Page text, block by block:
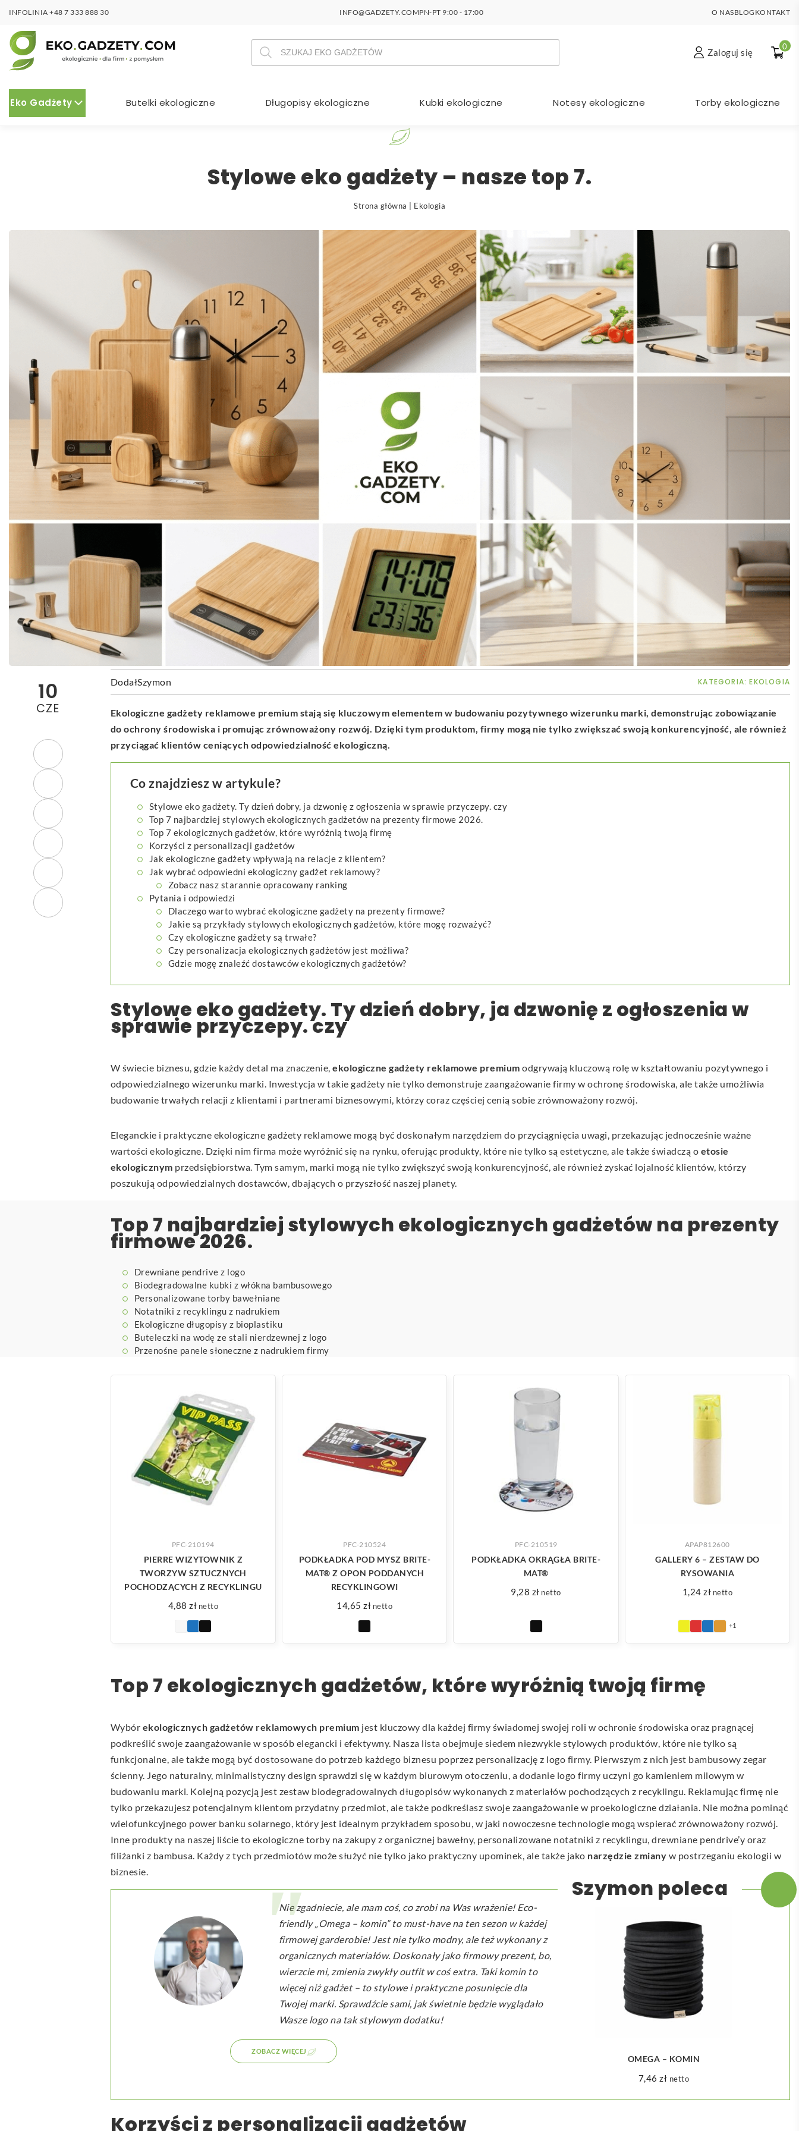
INFOLINIA +48 7 333 888 30 INFO@GADZETY.COMPN-PT 9:00 - 17:00 O NASBLOG KONTAKT
Wyszukiwarka
produktów
Zaloguj się
0
Eko Gadżety Butelki ekologiczne Długopisy ekologiczne Kubki ekologiczne Notesy ekologiczne Torby ekologiczne
Stylowe eko gadżety – nasze top 7.
Strona główna Ekologia
10
CZE
DodałSzymon KATEGORIA:EKOLOGIA
Ekologiczne gadżety reklamowe premium stają się kluczowym elementem w budowaniu pozytywnego wizerunku marki, demonstrując zobowiązanie
do ochrony środowiska i promując zrównoważony rozwój. Dzięki tym produktom, firmy mogą nie tylko zwiększać swoją konkurencyjność, ale również
przyciągać klientów ceniących odpowiedzialność ekologiczną.
Co znajdziesz w artykule?
Stylowe eko gadżety. Ty dzień dobry, ja dzwonię z ogłoszenia w sprawie przyczepy. czy
Top 7 najbardziej stylowych ekologicznych gadżetów na prezenty firmowe 2026.
Top 7 ekologicznych gadżetów, które wyróżnią twoją firmę
Korzyści z personalizacji gadżetów
Jak ekologiczne gadżety wpływają na relacje z klientem?
Jak wybrać odpowiedni ekologiczny gadżet reklamowy?
Zobacz nasz starannie opracowany ranking
Pytania i odpowiedzi
Dlaczego warto wybrać ekologiczne gadżety na prezenty firmowe?
Jakie są przykłady stylowych ekologicznych gadżetów, które mogę rozważyć?
Czy ekologiczne gadżety są trwałe?
Czy personalizacja ekologicznych gadżetów jest możliwa?
Gdzie mogę znaleźć dostawców ekologicznych gadżetów?
Stylowe eko gadżety. Ty dzień dobry, ja dzwonię z ogłoszenia w
sprawie przyczepy. czy
W świecie biznesu, gdzie każdy detal ma znaczenie,ekologiczne gadżety reklamowe premium odgrywają kluczową rolę w kształtowaniu pozytywnego i
odpowiedzialnego wizerunku marki. Inwestycja w takie gadżety nie tylko demonstruje zaangażowanie firmy w ochronę środowiska, ale także umożliwia
budowanie trwałych relacji z klientami i partnerami biznesowymi, którzy coraz częściej cenią sobie zrównoważony rozwój.
Eleganckie i praktyczne ekologiczne gadżety reklamowe mogą być doskonałym narzędziem do przyciągnięcia uwagi, przekazując jednocześnie ważne
wartości ekologiczne. Dzięki nim firma może wyróżnić się na rynku, oferując produkty, które nie tylko są estetyczne, ale także świadczą o etosie
ekologicznym przedsiębiorstwa. Tym samym, marki mogą nie tylko zwiększyć swoją konkurencyjność, ale również zyskać lojalność klientów, którzy
poszukują odpowiedzialnych dostawców, dbających o przyszłość naszej planety.
Top 7 najbardziej stylowych ekologicznych gadżetów na prezenty
firmowe 2026.
Drewniane pendrive z logo
Biodegradowalne kubki z włókna bambusowego
Personalizowane torby bawełniane
Notatniki z recyklingu z nadrukiem
Ekologiczne długopisy z bioplastiku
Buteleczki na wodę ze stali nierdzewnej z logo
Przenośne panele słoneczne z nadrukiem firmy
PFC-210194
PIERRE WIZYTOWNIK Z
TWORZYW SZTUCZNYCH
POCHODZĄCYCH Z RECYKLINGU
4,88zł netto
PFC-210524
PODKŁADKA POD MYSZ BRITE-
MAT® Z OPON PODDANYCH
RECYKLINGOWI
14,65zł netto
PFC-210519
PODKŁADKA OKRĄGŁA BRITE-
MAT®
9,28 zł netto
APAP812600
GALLERY 6 – ZESTAW DO
RYSOWANIA
1,24zł netto
+1
Top 7 ekologicznych gadżetów, które wyróżnią twoją firmę
Wybór ekologicznych gadżetów reklamowych premium jest kluczowy dla każdej firmy świadomej swojej roli w ochronie środowiska oraz pragnącej
podkreślić swoje zaangażowanie w sposób elegancki i efektywny. Nasza lista obejmuje siedem niezwykle stylowych produktów, które nie tylko są
funkcjonalne, ale także mogą być dostosowane do potrzeb każdego biznesu poprzez personalizację z logo firmy. Pierwszym z nich jest bambusowy zegar
ścienny. Jego naturalny, minimalistyczny design sprawdzi się w każdym biurowym otoczeniu, a dodanie logo firmy uczyni go kamieniem milowym w
budowaniu marki. Kolejną pozycją jest zestaw biodegradowalnych długopisów wykonanych z materiałów pochodzących z recyklingu. Reklamując firmę nie
tylko przekazujesz potencjalnym klientom przydatny przedmiot, ale także podkreślasz swoje zaangażowanie w proekologiczne działania. Nie można pominąć
wielofunkcyjnego power banku solarnego, który jest idealnym przykładem sposobu, w jaki nowoczesne technologie mogą wspierać zrównoważony rozwój.
Inne produkty na naszej liście to ekologiczne torby na zakupy z organicznej bawełny, personalizowane notatniki z recyklingu, drewniane pendrive’y oraz
filiżanki z bambusa. Każdy z tych przedmiotów może służyć nie tylko jako praktyczny upominek, ale także jako narzędzie zmiany w postrzeganiu ekologii w
biznesie.
Szymon poleca
Nie zgadniecie, ale mam coś, co zrobi na Was wrażenie! Eco-
friendly „Omega – komin” to must-have na ten sezon w każdej
firmowej garderobie! Jest nie tylko modny, ale też wykonany z
organicznych materiałów. Doskonały jako firmowy prezent, bo,
wierzcie mi, zmienia zwykły outfit w coś extra. Taki komin to
więcej niż gadżet – to stylowe i praktyczne posunięcie dla
Twojej marki. Sprawdźcie sami, jak świetnie będzie wyglądało
Wasze logo na tak stylowym dodatku!
ZOBACZ WIĘCEJ
OMEGA – KOMIN
7,46zł netto
Korzyści z personalizacji gadżetów